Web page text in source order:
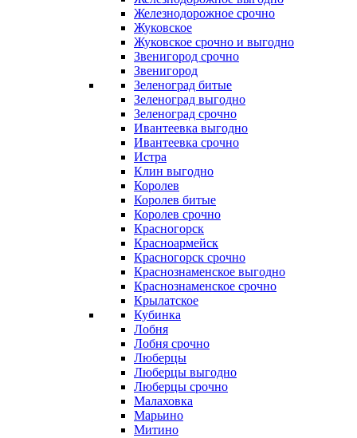
Железнодорожное срочно
Жуковское
Жуковское срочно и выгодно
Звенигород срочно
Звенигород
Зеленоград битые
Зеленоград выгодно
Зеленоград срочно
Ивантеевка выгодно
Ивантеевка срочно
Истра
Клин выгодно
Королев
Королев битые
Королев срочно
Красногорск
Красноармейск
Красногорск срочно
Краснознаменское выгодно
Краснознаменское срочно
Крылатское
Кубинка
Лобня
Лобня срочно
Люберцы
Люберцы выгодно
Люберцы срочно
Малаховка
Марьино
Митино